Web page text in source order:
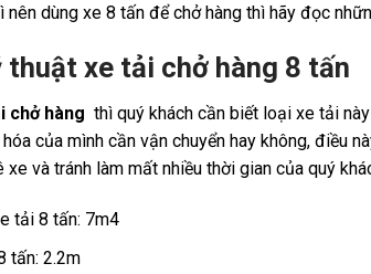
nên dùng xe 8 tấn để chở hàng thì hãy đọc
thuật xe tải chở hàng 8 tấn
chở hàng thì quý khách cần biết loại xe tải
của mình cần vận chuyển hay không, điều
và tránh làm mất nhiều thời gian của quý
tải 8 tấn: 7m4
tấn: 2.2m